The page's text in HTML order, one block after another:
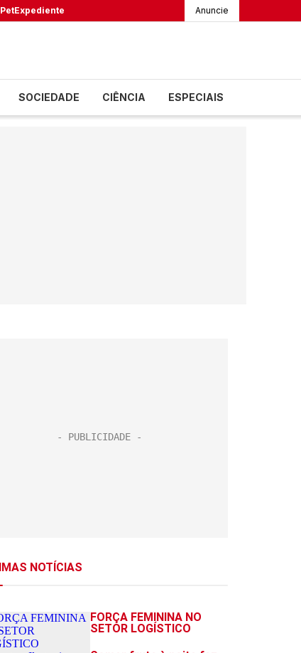
PetExpediente Anuncie
SOCIEDADE CIÊNCIA ESPECIAIS